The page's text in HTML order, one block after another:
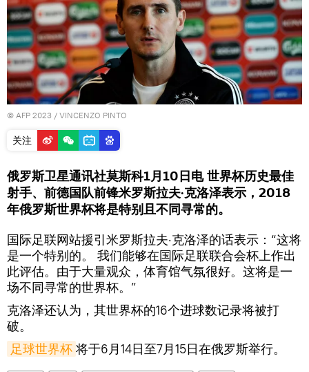
© AFP 2023 / VINCENZO PINTO
关注
俄罗斯卫星通讯社莫斯科1月10日电 世界杯历史最佳
射手、前德国队前锋米罗斯拉夫·克洛泽表示，2018
年俄罗斯世界杯将是特别且不同寻常的。
国际足联网站援引米罗斯拉夫·克洛泽的话表示：“这将
是一个特别的。 我们能够在国际足联联合会杯上作出
此评估。由于大量观众，体育馆气氛很好。这将是一
场不同寻常的世界杯。”
克洛泽还认为，其世界杯的16个进球数记录将被打
破。
足球世界杯 将于6月14日至7月15日在俄罗斯举行。